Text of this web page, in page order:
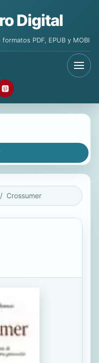
Digital
PDF, EPUB y MOBI
Crossumer